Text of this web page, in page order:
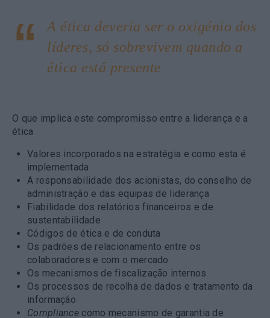
A ética deveria ser o oxigénio dos
líderes, só sobrevivem quando a
ética está presente
O que implica este compromisso entre a liderança e a
ética
Valores incorporados na estratégia e como esta é
implementada
A responsabilidade dos acionistas, do conselho de
administração e das equipas de liderança
Fiabilidade dos relatórios financeiros e de
sustentabilidade
Códigos de ética e de conduta
Os padrões de relacionamento entre os
colaboradores e com o mercado
Os mecanismos de fiscalização internos
Os processos de recolha de dados e tratamento da
informação
Compliance como mecanismo de garantia de